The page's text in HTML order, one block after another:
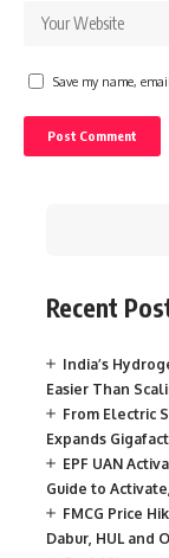
Save my name,
Recent
India’s
Easier Than
From Electric
Expands
EPF UAN
Guide to
FMCG Price
Dabur, HUL and